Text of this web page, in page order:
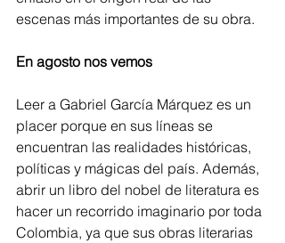
escenas más importantes de su obra.
En agosto nos vemos
Leer a Gabriel García Márquez es un
placer porque en sus líneas se
encuentran las realidades históricas,
políticas y mágicas del país. Además,
abrir un libro del nobel de literatura es
hacer un recorrido imaginario por toda
Colombia, ya que sus obras literarias